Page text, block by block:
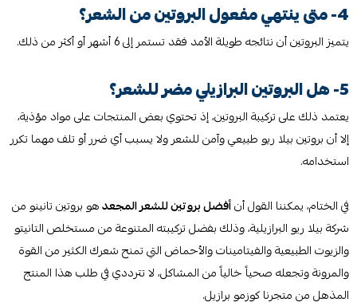
4- متى ينتهي مفعول البروتين من الشعر؟
يتميز البروتين أن نتائجه طويلة الأمد فقد تستمر إلى 6 أشهر أو أكثر من ذلك.
5- هل البروتين البرازيلي مضر للشعر؟
يعتمد ذلك على تركيبة البروتين، إذ تحتوي بعض المنتجات على مواد مؤذية،
إلا أن بروتين بيلا ريو طبيعي وآمن للشعر ولا يسبب أي ضرر أو تلف مهما تكرر
استخدامه.
في الختام، يمكننا القول أنأفضل بروتين للشعر المجعدهو بروتين تانينو من
شركة بيلا ريو البرازيلية، وذلك بفضل تركيبته المتنوعة من مستخلص التانيتو
والزيوت الطبيعية والفيتامينات والأحماض التي تمنح شعرك الكثير من القوة
والمرونة وتجعله صحياً خالياً من المشاكل، لا تترددي في طلب هذا المنتج
المذهل من متجرنا كوزمو برازيل.